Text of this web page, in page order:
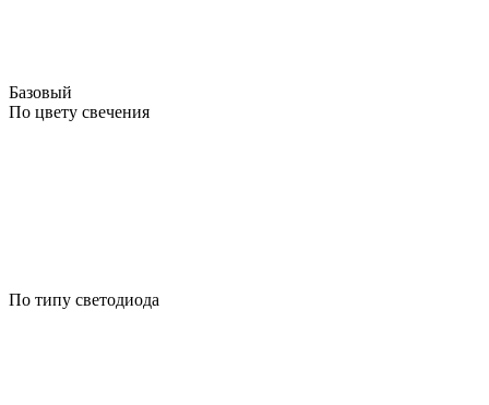
Базовый
По цвету свечения
По типу светодиода